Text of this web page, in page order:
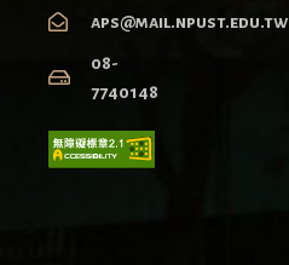
aps@mail.npust.edu.tw
08-
7740148